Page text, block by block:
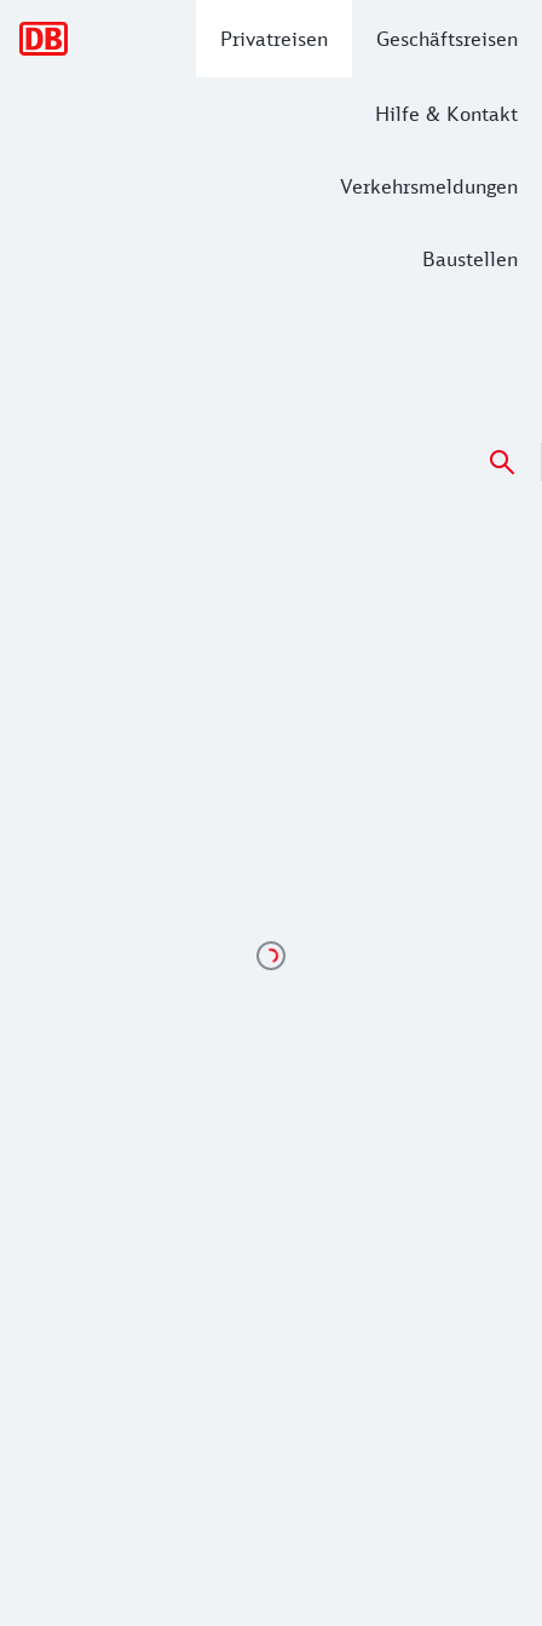
Privatreisen Geschäftsreisen
Hilfe & Kontakt
Verkehrsmeldungen
Baustellen